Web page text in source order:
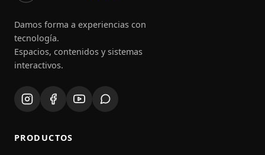
Damos forma a experiencias con
tecnología.
Espacios, contenidos y sistemas
interactivos.
PRODUCTOS